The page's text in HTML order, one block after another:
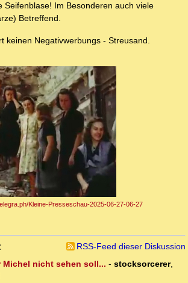
Seifenblase! Im Besonderen auch viele
Betreffend.
keinen Negativwerbungs - Streusand.
Kleine-Presseschau-2025-06-27-06-27
RSS-Feed dieser Diskussion
Michel nicht sehen soll... - stocksorcerer,